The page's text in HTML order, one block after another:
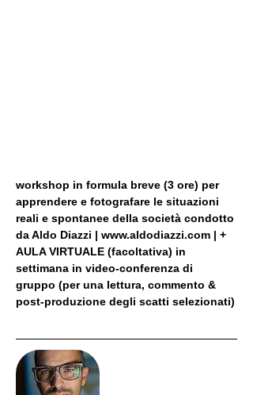
workshop in formula breve (3 ore) per
apprendere e fotografare le situazioni
reali e spontanee della società condotto
da Aldo Diazzi | www.aldodiazzi.com | +
AULA VIRTUALE (facoltativa) in
settimana in video-conferenza di
gruppo (per una lettura, commento &
post-produzione degli scatti selezionati)